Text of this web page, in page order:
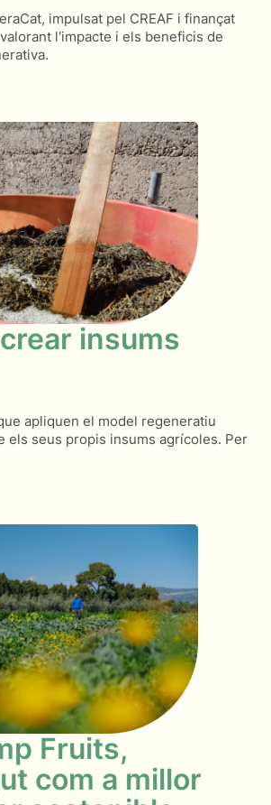
impulsat pel CREAF i finançat
l'impacte i els beneficis de
insums
apliquen el model regeneratiu
els seus propis insums agrícoles. Per
Fruits,
com a millor